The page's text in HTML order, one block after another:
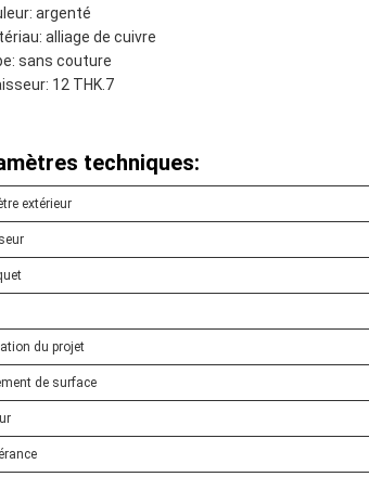
argenté
alliage de cuivre
sans couture
12 THK.7
techniques:
extérieur
du projet
de surface